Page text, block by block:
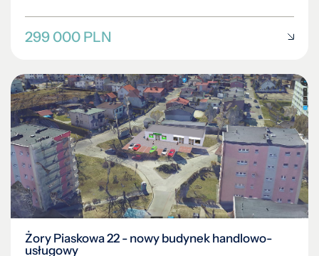
299 000 PLN
Żory Piaskowa 22 - nowy budynek handlowo-
usługowy